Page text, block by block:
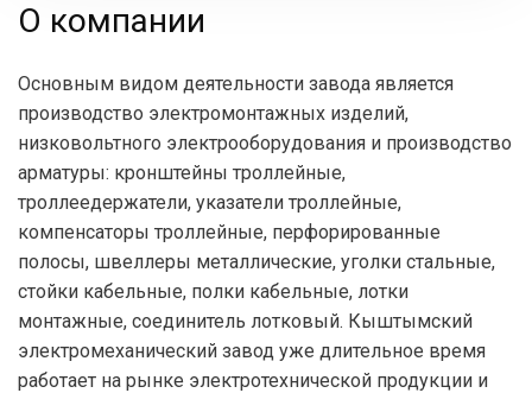
О компании
Основным видом деятельности завода является
производство электромонтажных изделий,
низковольтного электрооборудования и производство
арматуры: кронштейны троллейные,
троллеедержатели, указатели троллейные,
компенсаторы троллейные, перфорированные
полосы, швеллеры металлические, уголки стальные,
стойки кабельные, полки кабельные, лотки
монтажные, соединитель лотковый. Кыштымский
электромеханический завод уже длительное время
работает на рынке электротехнической продукции и